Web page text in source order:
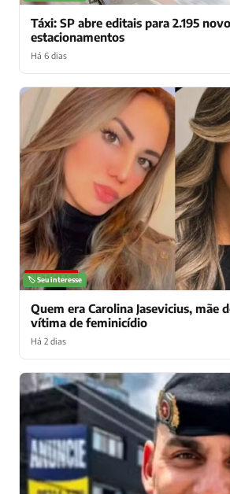
Táxi: SP abre editais para 2.195
estacionamentos
Há 6 dias
NOTÍCIAS
🏷️ Seu interesse
Quem era Carolina Jasevicius, mãe
vítima de feminicídio
Há 2 dias